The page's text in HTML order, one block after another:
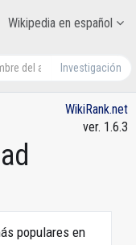
Wikipedia en español
Investigación
WikiRank.net
ver. 1.6.3
populares en